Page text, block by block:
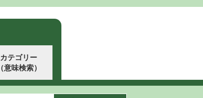
カテゴリー
（意味検索）